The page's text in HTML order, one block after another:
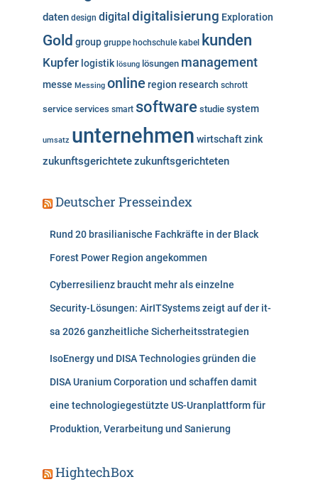
n
daten design digital digitalisierung Exploration
Gold group gruppe hochschule kabel kunden
Kupfer logistik lösung lösungen management
messe Messing online region research schrott
service services smart software studie system
umsatz unternehmen wirtschaftzink
zukunftsgerichtetezukunftsgerichteten
Deutscher Presseindex
Rund 20 brasilianische Fachkräfte in der Black
Forest Power Region angekommen
Cyberresilienz braucht mehr als einzelne
Security-Lösungen: AirITSystems zeigt auf der it-
sa 2026 ganzheitliche Sicherheitsstrategien
IsoEnergy und DISA Technologies gründen die
DISA Uranium Corporation und schaffen damit
eine technologiegestützte US-Uranplattform für
Produktion, Verarbeitung und Sanierung
HightechBox